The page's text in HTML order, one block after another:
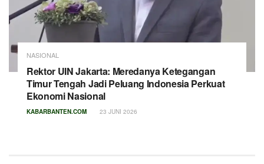
NASIONAL
Rektor UIN Jakarta: Meredanya Ketegangan
Timur Tengah Jadi Peluang Indonesia Perkuat
Ekonomi Nasional
KABARBANTEN.COM 23 JUNI 2026